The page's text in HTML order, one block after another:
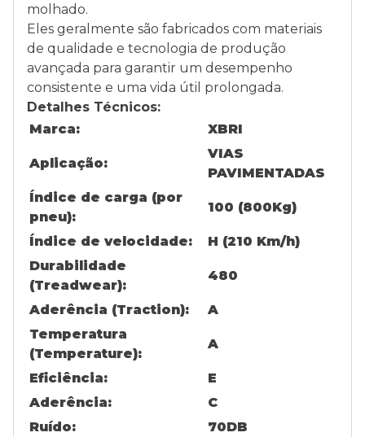
molhado.
Eles geralmente são fabricados com materiais
de qualidade e tecnologia de produção
avançada para garantir um desempenho
consistente e uma vida útil prolongada.
Detalhes Técnicos:
Marca:
XBRI
Aplicação:
VIAS
PAVIMENTADAS
Índice de carga (por
pneu):
100 (800Kg)
Índice de velocidade:
H (210 Km/h)
Durabilidade
(Treadwear):
480
Aderência (Traction):
A
Temperatura
(Temperature):
A
Eficiência:
E
Aderência:
C
Ruído:
70DB